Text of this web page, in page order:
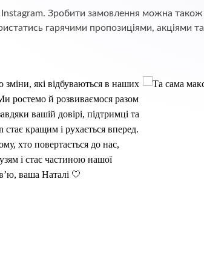
Instagram. Зробити замовлення можна також
гарячими пропозиціями, акціями та